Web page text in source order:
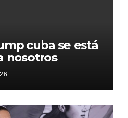
cuba se está
nosotros